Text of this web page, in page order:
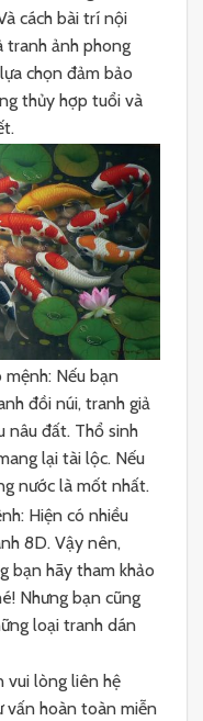
cách bài trí nội
tranh ảnh phong
chọn đảm bảo
thủy hợp tuổi và
Nếu bạn
đồi núi, tranh giả
nâu đất. Thổ sinh
lại tài lộc. Nếu
nước là mốt nhất.
Hiện có nhiều
8D. Vậy nên,
bạn hãy tham khảo
Nhưng bạn cũng
loại tranh dán
vui lòng liên hệ
hoàn toàn miễn